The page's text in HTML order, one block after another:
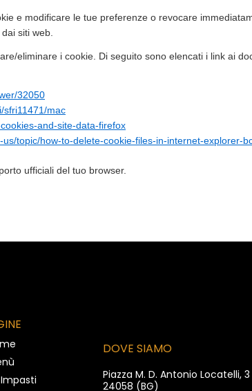
e modificare le tue preferenze o revocare
siti web.
eliminare i cookie. Di seguito sono elencati i link ai
32050
sfri11471/mac
and-site-data-firefox
topic/how-to-delete-cookie-files-in-internet-explorer-
ufficiali del tuo browser.
DOVE SIAMO
Piazza M. D. Antonio Locatelli,
24058 (BG)